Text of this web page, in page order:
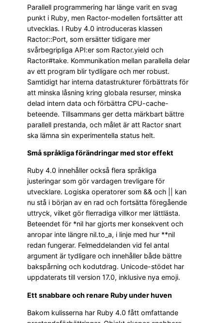
Parallell programmering har länge varit en svag
punkt i Ruby, men Ractor-modellen fortsätter att
utvecklas. I Ruby 4.0 introduceras klassen
Ractor::Port, som ersätter tidigare mer
svårbegripliga API:er som Ractor.yield och
Ractor#take. Kommunikation mellan parallella delar
av ett program blir tydligare och mer robust.
Samtidigt har interna datastrukturer förbättrats för
att minska låsning kring globala resurser, minska
delad intern data och förbättra CPU-cache-
beteende. Tillsammans ger detta märkbart bättre
parallell prestanda, och målet är att Ractor snart
ska lämna sin experimentella status helt.
Små språkliga förändringar med stor effekt
Ruby 4.0 innehåller också flera språkliga
justeringar som gör vardagen trevligare för
utvecklare. Logiska operatorer som && och || kan
nu stå i början av en rad och fortsätta föregående
uttryck, vilket gör flerradiga villkor mer lättlästa.
Beteendet för *nil har gjorts mer konsekvent och
anropar inte längre nil.to_a, i linje med hur **nil
redan fungerar. Felmeddelanden vid fel antal
argument är tydligare och innehåller både bättre
bakspårning och kodutdrag. Unicode-stödet har
uppdaterats till version 17.0, inklusive nya emoji.
Ett snabbare och renare Ruby under huven
Bakom kulisserna har Ruby 4.0 fått omfattande